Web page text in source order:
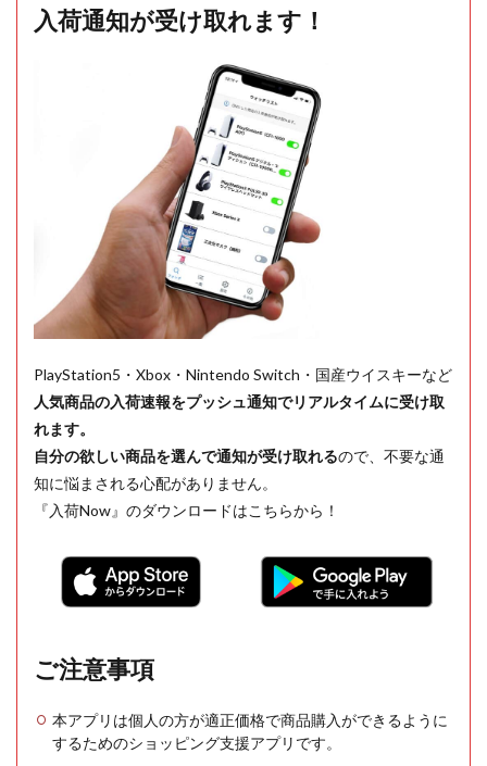
入荷通知が受け取れます！
PlayStation5・Xbox・Nintendo Switch・国産ウイスキーなど
人気商品の入荷速報をプッシュ通知でリアルタイムに受け取
れます。
自分の欲しい商品を選んで通知が受け取れるので、不要な通
知に悩まされる心配がありません。
『入荷Now』のダウンロードはこちらから！
ご注意事項
本アプリは個人の方が適正価格で商品購入ができるように
するためのショッピング支援アプリです。